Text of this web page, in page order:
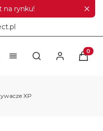
na rynku!
Otwórz
XP